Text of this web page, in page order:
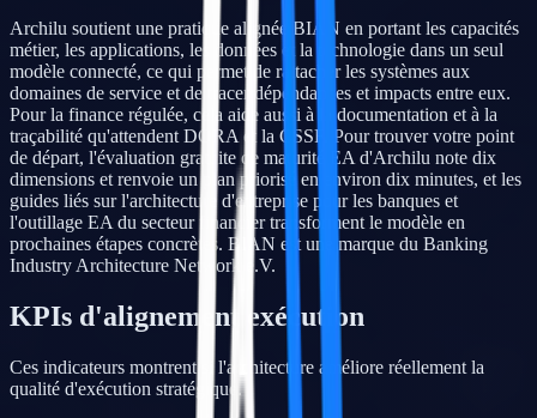
Archilu soutient une pratique alignée BIAN en portant les capacités
métier, les applications, les données et la technologie dans un seul
modèle connecté, ce qui permet de rattacher les systèmes aux
domaines de service et de tracer dépendances et impacts entre eux.
Pour la finance régulée, cela aide aussi à la documentation et à la
traçabilité qu'attendent DORA et la CSSF. Pour trouver votre point
de départ, l'évaluation gratuite de maturité EA d'Archilu note dix
dimensions et renvoie un plan priorisé en environ dix minutes, et les
guides liés sur l'architecture d'entreprise pour les banques et
l'outillage EA du secteur financier transforment le modèle en
prochaines étapes concrètes. BIAN est une marque du Banking
Industry Architecture Network e.V.
KPIs d'alignement exécution
Ces indicateurs montrent si l'architecture améliore réellement la
qualité d'exécution stratégique.